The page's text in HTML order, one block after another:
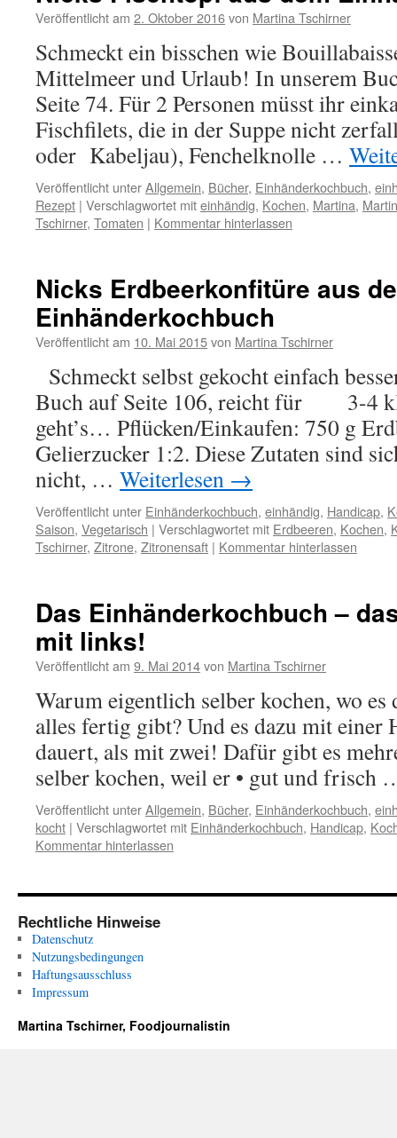
Veröffentlicht am 2. Oktober 2016von Martina Tschirner
Schmeckt ein bisschen wie
Mittelmeer und Urlaub! In unserem
Seite 74. Für 2 Personen müsst ihr
Fischfilets, die in der Suppe nicht
oder Kabeljau), Fenchelknolle …
Veröffentlicht unterAllgemein, Bücher, Einhänderkochbuch,
Rezept | Verschlagwortet miteinhändig, Kochen, Martina,
Tschirner, Tomaten | Kommentar hinterlassen
Nicks Erdbeerkonfitüre aus
Einhänderkochbuch
Veröffentlicht am 10. Mai 2015von Martina Tschirner
Schmeckt selbst gekocht einfach
Buch auf Seite 106, reicht für 3-4
geht’s… Pflücken/Einkaufen: 750 g
Gelierzucker 1:2. Diese Zutaten sind
nicht, … Weiterlesen →
Veröffentlicht unter Einhänderkochbuch, einhändig, Handicap,
Saison, Vegetarisch | Verschlagwortet mit Erdbeeren, Kochen,
Tschirner, Zitrone, Zitronensaft | Kommentar hinterlassen
Das Einhänderkochbuch –
mit links!
Veröffentlicht am 9. Mai 2014von Martina Tschirner
Warum eigentlich selber kochen, wo es
alles fertig gibt? Und es dazu mit einer
dauert, als mit zwei! Dafür gibt es
selber kochen, weil er • gut und
Veröffentlicht unterAllgemein, Bücher, Einhänderkochbuch,
kocht | Verschlagwortet mit Einhänderkochbuch, Handicap,
Kommentar hinterlassen
Rechtliche Hinweise
Datenschutz
Nutzungsbedingungen
Haftungsausschluss
Impressum
Martina Tschirner, Foodjournalistin